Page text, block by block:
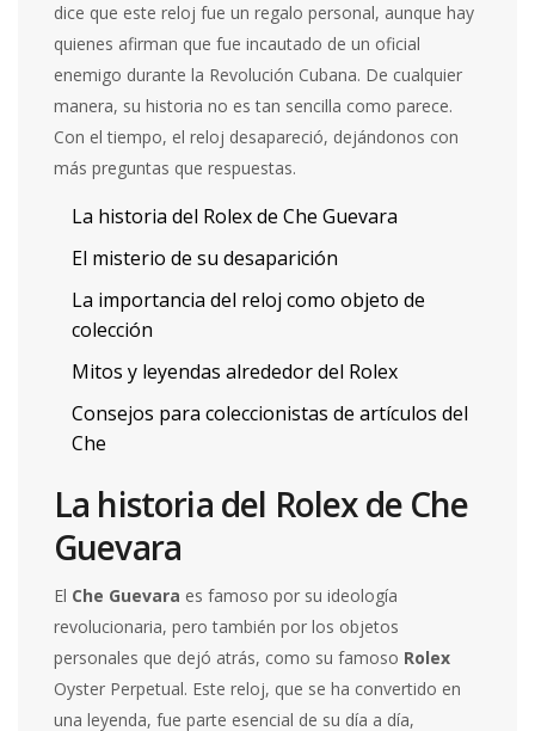
dice que este reloj fue un regalo personal, aunque hay
quienes afirman que fue incautado de un oficial
enemigo durante la Revolución Cubana. De cualquier
manera, su historia no es tan sencilla como parece.
Con el tiempo, el reloj desapareció, dejándonos con
más preguntas que respuestas.
La historia del Rolex de Che Guevara
El misterio de su desaparición
La importancia del reloj como objeto de
colección
Mitos y leyendas alrededor del Rolex
Consejos para coleccionistas de artículos del
Che
La historia del Rolex de Che
Guevara
El Che Guevara es famoso por su ideología
revolucionaria, pero también por los objetos
personales que dejó atrás, como su famoso Rolex
Oyster Perpetual. Este reloj, que se ha convertido en
una leyenda, fue parte esencial de su día a día,